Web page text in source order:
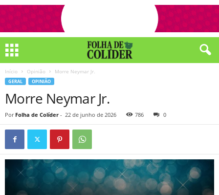
Início Opinião Morre Neymar Jr.
GERAL OPINIÃO
Morre Neymar Jr.
Por Folha de Colíder - 22 de junho de 2026 786 0